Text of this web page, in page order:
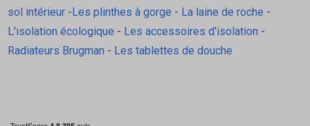
et les ajuster de sorte qu'ils arrivent à la hauteur de
l'arête supérieure du profilé. Nota: le profilé peut
être posé légèrement en avant ou en retrait du mur
revêtement ; elle pourra être inférieure d'1 mm
sol intérieur-Les plinthes à gorge - La laine de roche -
L'isolation écologique - Les accessoires d'isolation -
Radiateurs Brugman - Les tablettes de douche